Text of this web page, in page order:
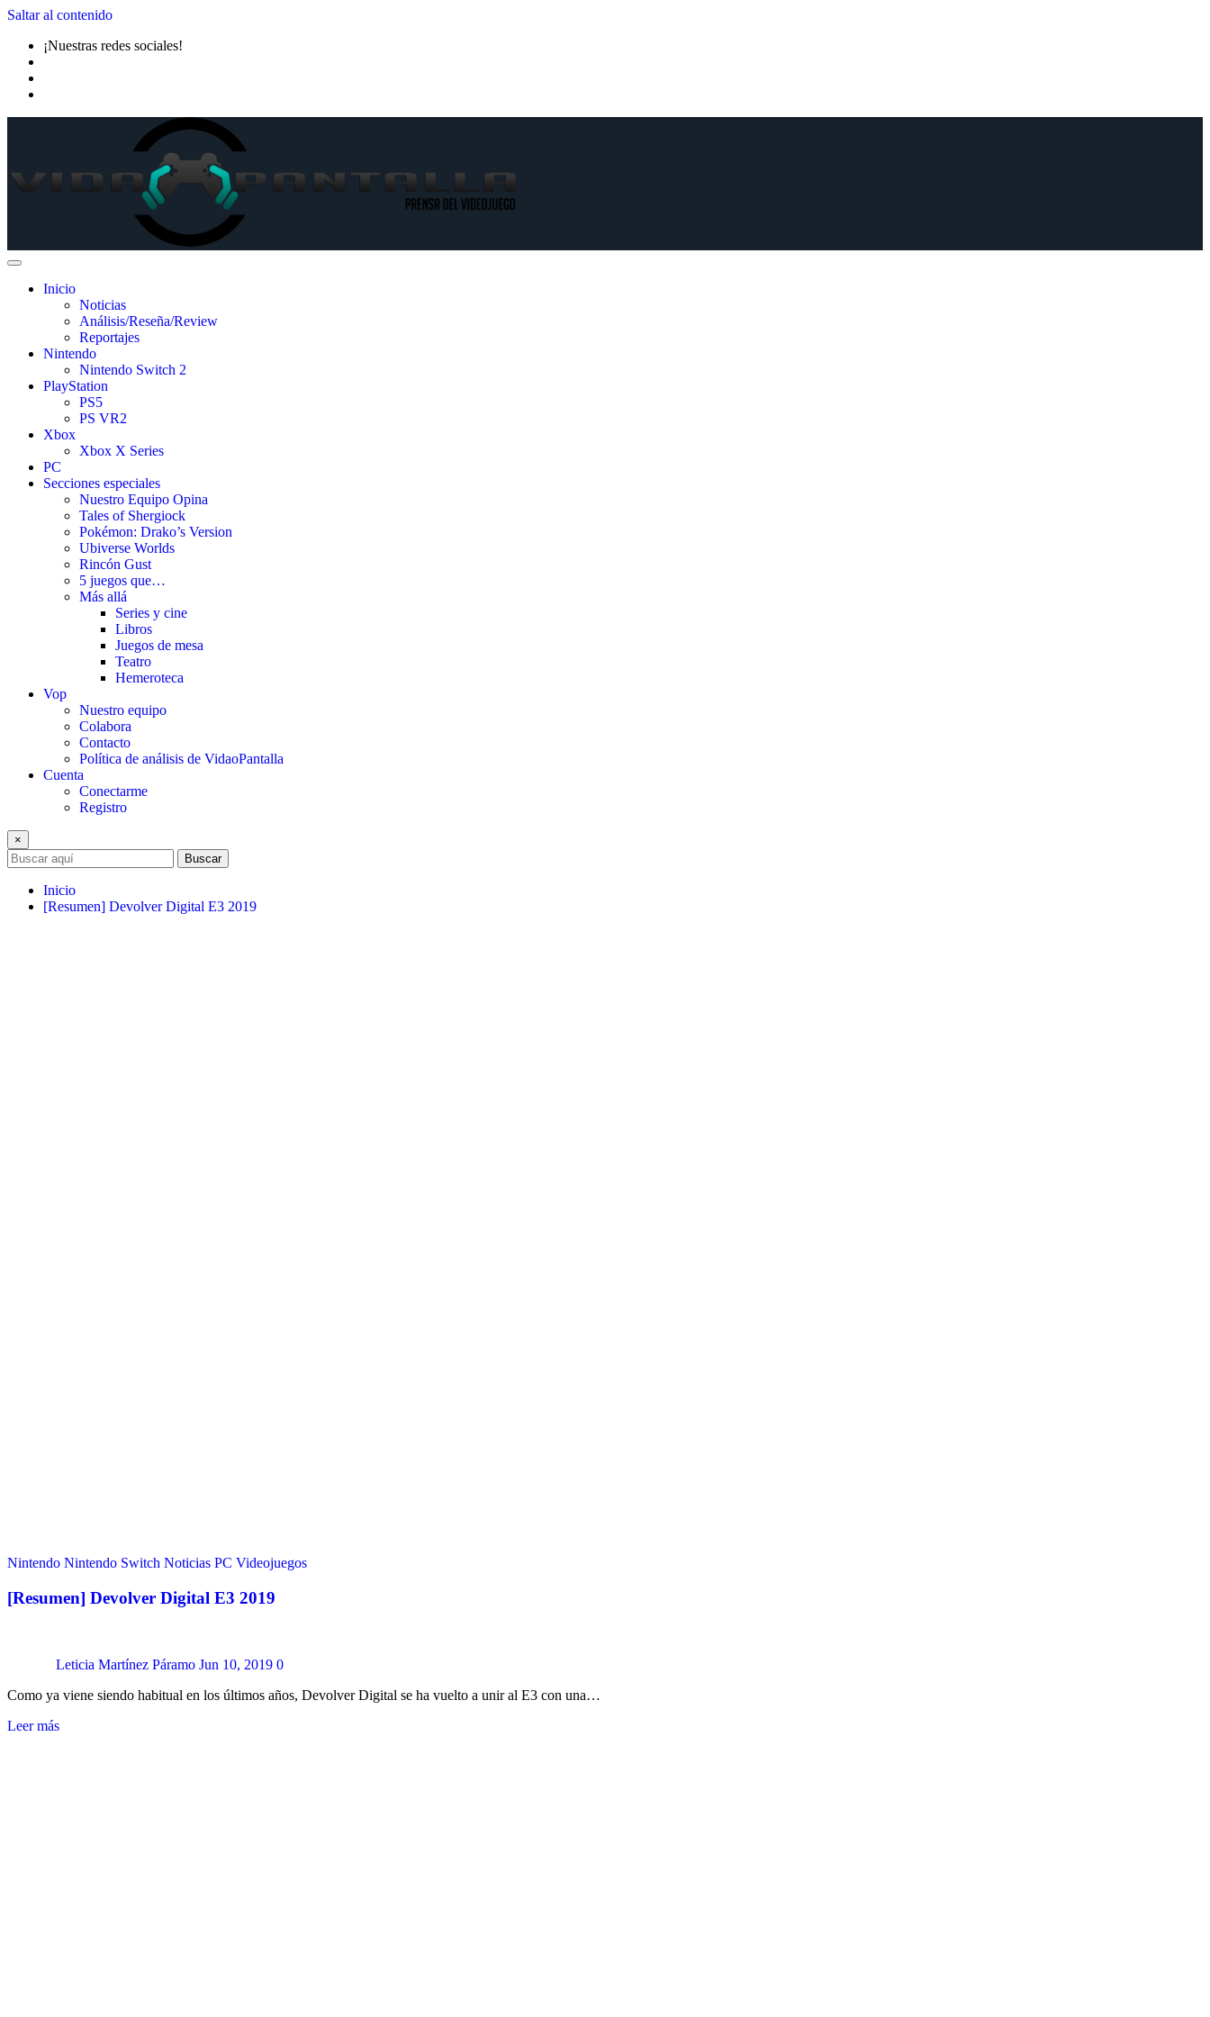
Saltar al contenido
¡Nuestras redes sociales!
Inicio
Noticias
Análisis/Reseña/Review
Reportajes
Nintendo
Nintendo Switch 2
PlayStation
PS5
PS VR2
Xbox
Xbox X Series
PC
Secciones especiales
Nuestro Equipo Opina
Tales of Shergiock
Pokémon: Drako’s Version
Ubiverse Worlds
Rincón Gust
5 juegos que…
Más allá
Series y cine
Libros
Juegos de mesa
Teatro
Hemeroteca
Vop
Nuestro equipo
Colabora
Contacto
Política de análisis de VidaoPantalla
Cuenta
Conectarme
Registro
×
Buscar
Inicio
[Resumen] Devolver Digital E3 2019
Nintendo Nintendo Switch Noticias PC Videojuegos
[Resumen] Devolver Digital E3 2019
Leticia Martínez Páramo Jun 10, 2019 0
Como ya viene siendo habitual en los últimos años, Devolver Digital se ha vuelto a unir al E3 con una…
Leer más